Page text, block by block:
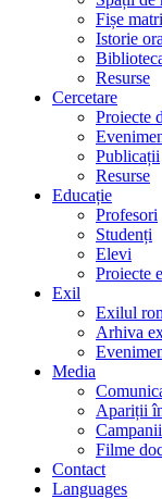
Fișe
Istorie
Resurse
Cercetare
Proiecte
Publicații
Resurse
Educație
Profesori
Studenți
Elevi
Proiecte
Exil
Exilul
Arhiva
Media
Apariții
Filme
Contact
Languages